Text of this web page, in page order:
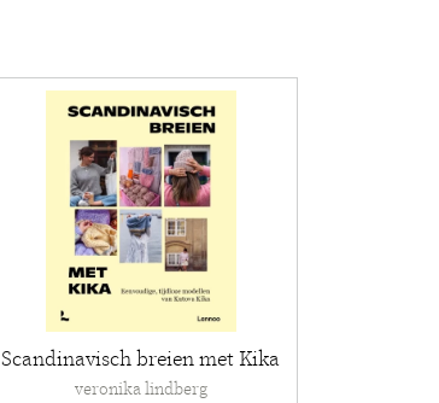
Scandinavisch breien met Kika
veronika lindberg